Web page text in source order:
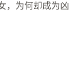
，为何却成为凶